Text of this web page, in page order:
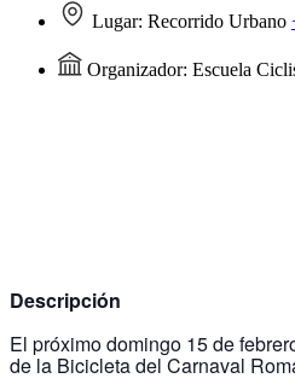
Lugar: Recorrido Urbano
Organizador: Escuela
Descripción
El próximo domingo 15 de
de la Bicicleta del Carnaval